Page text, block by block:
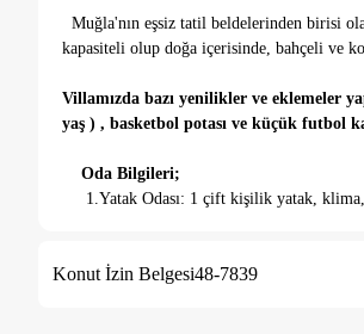
Muğla'nın eşsiz tatil beldelerinden birisi
kapasiteli olup doğa içerisinde, bahçeli ve
Villamızda bazı yenilikler ve eklemeler
yaş ) , basketbol potası ve küçük futbol
Oda Bilgileri;
1.Yatak Odası: 1 çift kişilik yatak,
Villamızda tüm ihtiyaçlarınızı
Konut İzin Belgesi48-7839